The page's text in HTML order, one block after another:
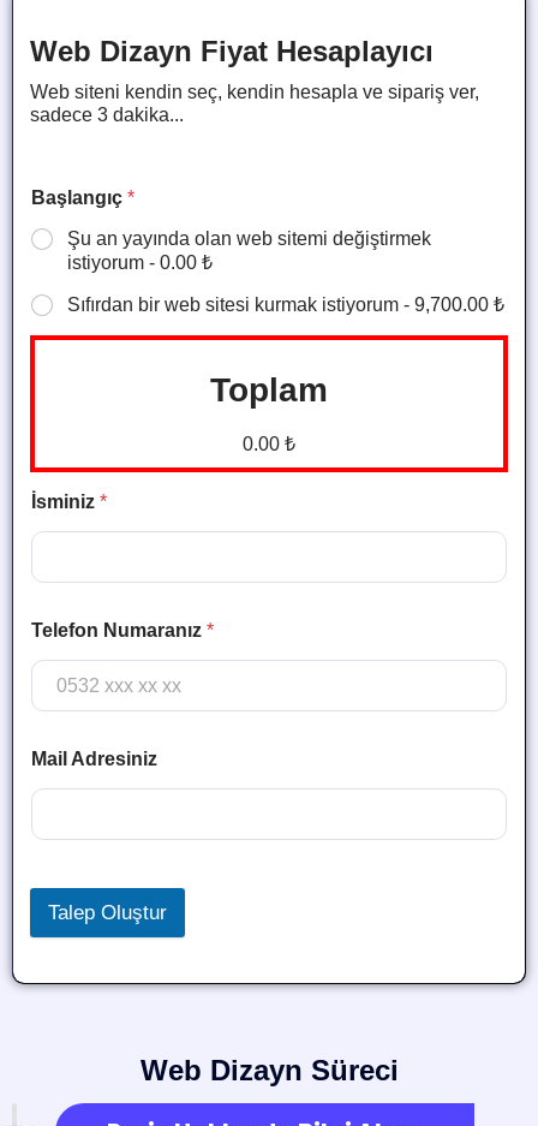
Web Dizayn Fiyat Hesaplayıcı
Web siteni kendin seç, kendin hesapla ve sipariş ver,
sadece 3 dakika...
Başlangıç *
Şu an yayında olan web sitemi değiştirmek
istiyorum - 0.00 ₺
Sıfırdan bir web sitesi kurmak istiyorum - 9,700.00 ₺
Toplam
0.00 ₺
İsminiz *
Telefon Numaranız *
Mail Adresiniz
Talep Oluştur
Web Dizayn Süreci